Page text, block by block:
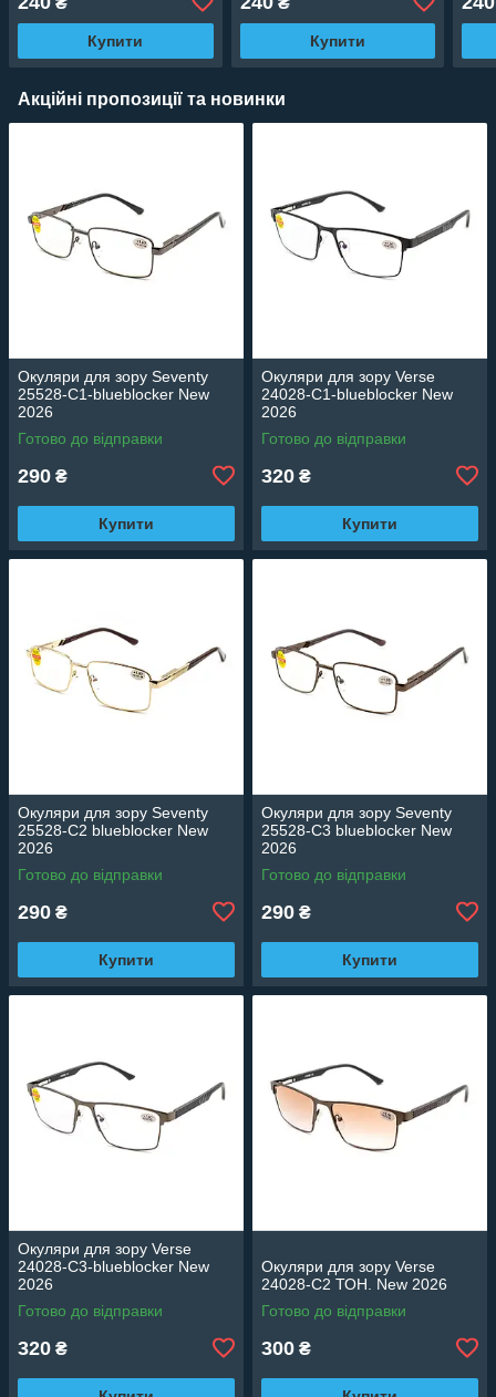
Купити Купити
Акційні пропозиції та новинки
Окуляри для зору Seventy
25528-C1-blueblocker New
2026
Готово до відправки
290 ₴
Купити
Окуляри для зору Verse
24028-C1-blueblocker New
2026
Готово до відправки
320 ₴
Купити
Окуляри для зору Seventy
25528-C2 blueblocker New
2026
Готово до відправки
290 ₴
Купити
Окуляри для зору Seventy
25528-C3 blueblocker New
2026
Готово до відправки
290 ₴
Купити
Окуляри для зору Verse
24028-C3-blueblocker New
2026
Готово до відправки
320 ₴
Окуляри для зору Verse
24028-C2 ТОН. New 2026
Готово до відправки
300 ₴